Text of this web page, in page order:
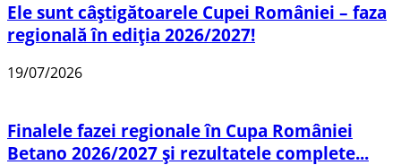
Ele sunt câștigătoarele Cupei României – faza
regională în ediția 2026/2027!
19/07/2026
Finalele fazei regionale în Cupa României
Betano 2026/2027 și rezultatele complete...